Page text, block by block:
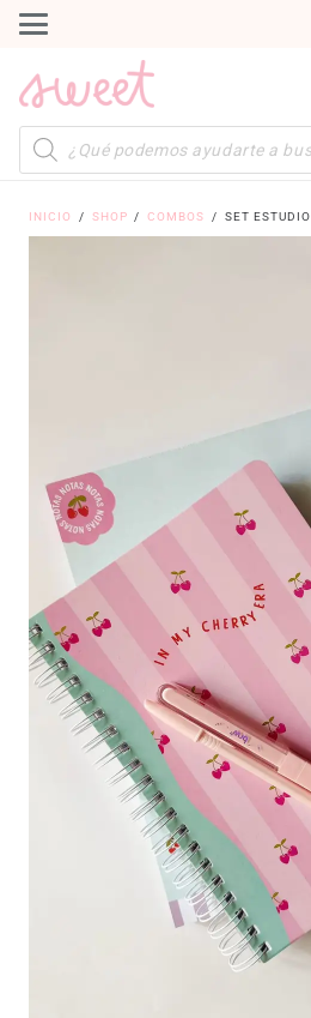
Búsqueda
de
productos
INICIO / SHOP / COMBOS / SET ESTUDIO